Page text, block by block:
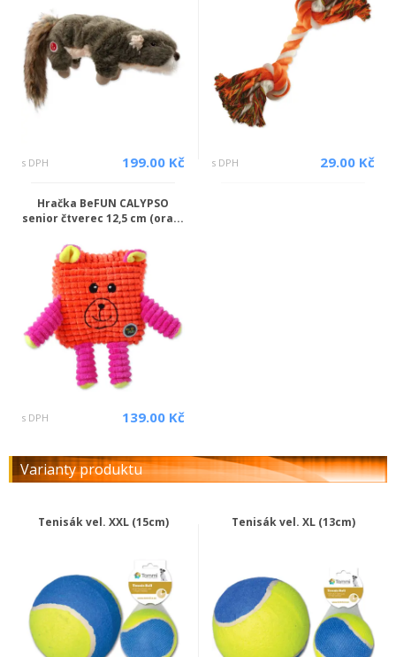
s DPH 199.00 Kč s DPH 29.00 Kč
Hračka BeFUN CALYPSO
senior čtverec 12,5 cm (ora...
s DPH 139.00 Kč
Varianty produktu
Tenisák vel. XXL (15cm) Tenisák vel. XL (13cm)